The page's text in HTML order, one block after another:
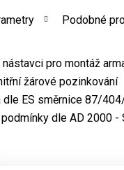
Podobné
pro montáž
žárové pozinkování
dle ES směrnice 87/
dle AD 2000